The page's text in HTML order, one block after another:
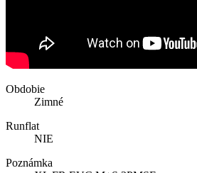
Obdobie
Zimné
Runflat
NIE
Poznámka